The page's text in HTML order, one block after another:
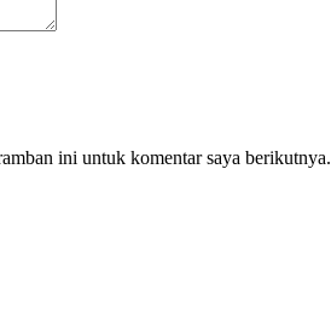
ini untuk komentar saya berikutnya.